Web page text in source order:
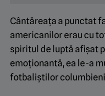
Cântăreața a punctat
americanilor erau cu
spiritul de luptă afișat
emoționantă, ea le-a
fotbaliștilor